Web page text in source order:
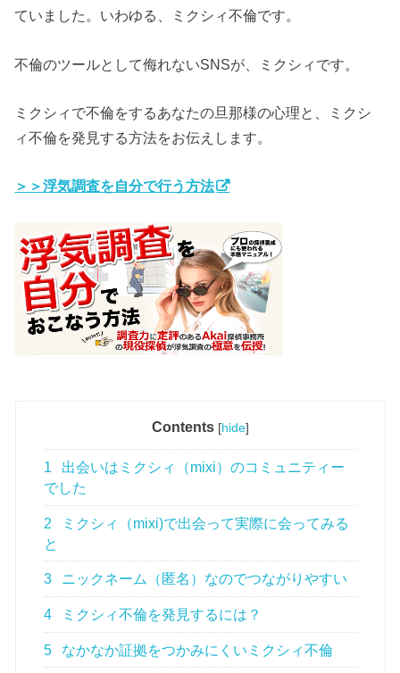
ていました。いわゆる、ミクシィ不倫です。
不倫のツールとして侮れないSNSが、ミクシィです。
ミクシィで不倫をするあなたの旦那様の心理と、ミクシ
ィ不倫を発見する方法をお伝えします。
＞＞浮気調査を自分で行う方法
Contents [hide]
1
出会いはミクシィ（mixi）のコミュニティー
でした
2
ミクシィ（mixi)で出会って実際に会ってみる
と
3 ニックネーム（匿名）なのでつながりやすい
4 ミクシィ不倫を発見するには？
5 なかなか証拠をつかみにくいミクシィ不倫